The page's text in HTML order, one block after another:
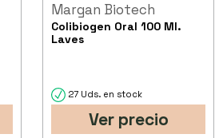
Margan Biotech
Colibiogen Oral 100 Ml.
Laves
27 Uds. en stock
Ver precio